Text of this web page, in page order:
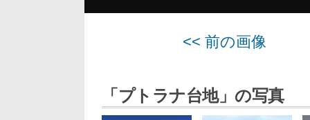
<< 前の画像
「プトラナ台地」の写真